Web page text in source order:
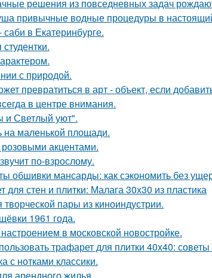
решения из повседневных задач
привычные водные процедуры в
в Екатеринбурге.
с природой.
превратиться в арт - объект, если
в центре внимания.
и Светлый уют".
маленькой площади.
акцентами.
по-взрослому.
обшивки мансарды: как сэкономить без
стен и плитки: Малага 30х30 из пластика
пары из киноиндустрии.
1961 года.
в московской новостройке.
трафарет для плитки 40x40:
с нотками классики.